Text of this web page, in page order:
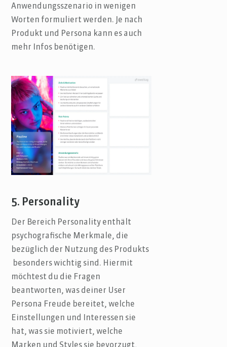
Anwendungsszenario in wenigen
Worten formuliert werden. Je nach
Produkt und Persona kann es auch
mehr Infos benötigen.
5. Personality
Der Bereich Personality enthält
psychografische Merkmale, die
bezüglich der Nutzung des Produkts
besonders wichtig sind. Hiermit
möchtest du die Fragen
beantworten, was deiner User
Persona Freude bereitet, welche
Einstellungen und Interessen sie
hat, was sie motiviert, welche
Marken und Styles sie bevorzugt,